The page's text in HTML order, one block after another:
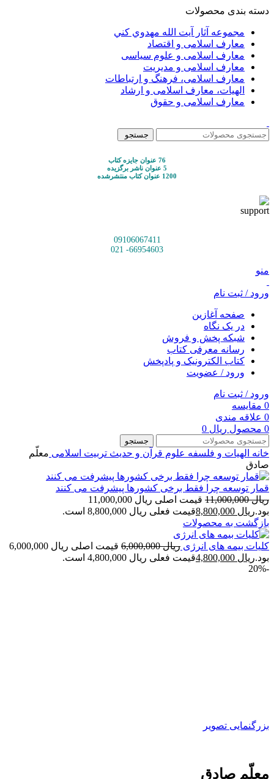
دسته بندی محصولات
مجموعه آثار آيت الله مهدوي كني
معارف اسلامی و اقتصاد
معارف اسلامی و علوم سیاسی
معارف اسلامی و مدیریت
معارف اسلامی، فرهنگ و ارتباطات
الهیات، معارف اسلامی و ارشاد
معارف اسلامی و حقوق
جستجو
76 عنوان جایزه کتاب
5 عنوان ناشر برگزیده
1200 عنوان کتاب منتشرشده
09106067411
66954603- 021
منو
ورود / ثبت نام
صفحه آغازین
در یک نگاه
شبکه پخش و فروش
رسانه معرفی کتاب
کتاب الکترونیک و پادپخش
ورود / عضویت
ورود / ثبت نام
0 مقایسه
0 علاقه مندی
0 محصول ریال
جستجو
خانه الهیات و فلسفه علوم قرآن و حدیث تربیت اسلامی معلّم
صادق
قمار توسعه چرا فقط برخی کشورها پیشرفت می کنند
ریال11,000,000
قیمت اصلی ریال 11,000,000
بود.ریال
قیمت فعلی ریال 8,800,000 است.
بازگشت به محصولات
کلیات بیمه های انرژی ریال6,000,000
قیمت اصلی ریال 6,000,000
بود.ریال
قیمت فعلی ریال 4,800,000 است.
-20%
بزرگنمایی تصویر
معلّم صادق